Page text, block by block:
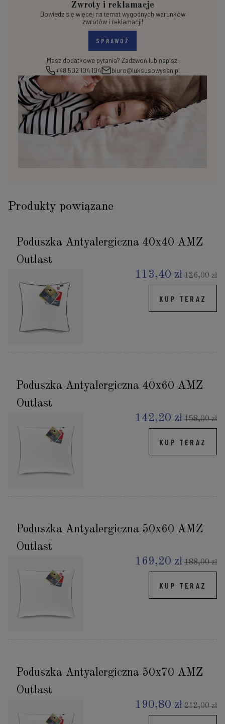
Zwroty i reklamacje
Dowiedz się więcej na temat wygodnych warunków
zwrotów i reklamacji!
SPRAWDŹ
Masz dodatkowe pytania? Zadzwoń lub napisz:
+48 502 104 104
biuro@luksusowysen.pl
Produkty powiązane
Poduszka Antyalergiczna 40x40 AMZ
Outlast
113,40 zł 126,00 zł
KUP TERAZ
Poduszka Antyalergiczna 40x60 AMZ
Outlast
142,20 zł 158,00 zł
KUP TERAZ
Poduszka Antyalergiczna 50x60 AMZ
Outlast
169,20 zł 188,00 zł
KUP TERAZ
Poduszka Antyalergiczna 50x70 AMZ
Outlast
190,80 zł 212,00 zł